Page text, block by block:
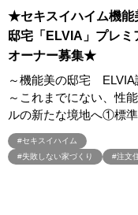
#二階建て #人気カタ
#今どきの住まいづくり
#住まいづくりのお役立ち！
#住まいづくりの第一歩
#住まいのミュージアム
#住まいの相談会 #住
#住友不動産 #住友不
#住友林業の家 #住友
★セキスイハイム機能
邸宅「ELVIA」プレミ
オーナー募集★
～機能美の邸宅 ELVIA
～これまでにない、性
ルの新たな境地へ①標
#セキスイハイム
#失敗しない家づくり
#注文